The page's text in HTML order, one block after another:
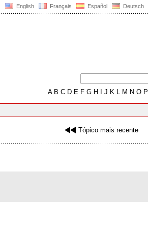
English Français Español Deutsch
AB C D E F G H J K L M N O P
Tópico mais recente